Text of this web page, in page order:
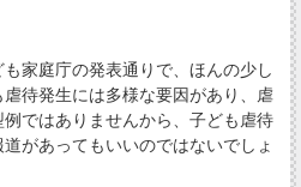
家庭庁の発表通りで、ほんの少し
待発生には多様な要因があり、虐
ではありませんから、子ども虐待
があってもいいのではないでしょ